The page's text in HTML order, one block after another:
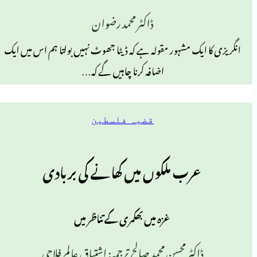
ڈاکٹر محمد رضوان
انگریزی کا ایک مشہور مقولہ ہے کہ ڈیٹا جھوٹ نہیں بولتا ہم اس میں ایک
اضافہ کرنا چاہیں گے کہ…
قضیہ فلسطین
عرب ملکوں میں کھانے کی بربادی
غزہ میں بھکمری کے تناظر میں
ڈاکٹر محسن محمد صالح ترجمہ: اشتیاق عالم فلاحی